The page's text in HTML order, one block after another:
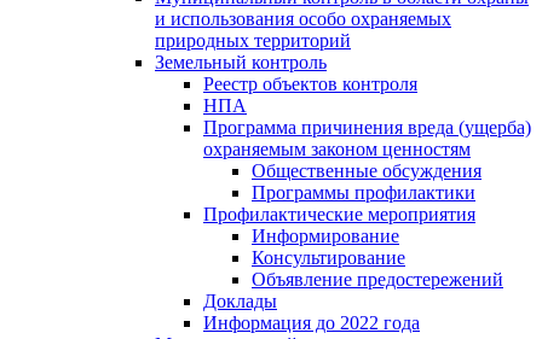
и использования особо охраняемых
природных территорий
Земельный контроль
Реестр объектов контроля
НПА
Программа причинения вреда (ущерба)
охраняемым законом ценностям
Общественные обсуждения
Программы профилактики
Профилактические мероприятия
Информирование
Консультирование
Объявление предостережений
Доклады
Информация до 2022 года